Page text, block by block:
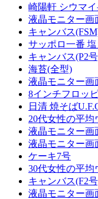
崎陽軒 シウマイ
液晶モニター画
キャンバス
サッポロ一番
キャンバス(P2
海苔(全型)
液晶モニター画
8インチフロッ
日清 焼そば
20代女性の平均
液晶モニター画
液晶モニター画
ケーキ7号
30代女性の平均
キャンバス(F2
液晶モニター画